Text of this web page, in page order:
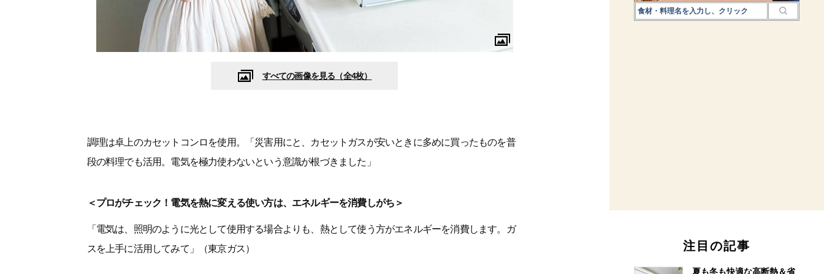
すべての画像を見る（全4枚）
調理は卓上のカセットコンロを使用。「災害用にと、カセットガスが安いときに多めに買ったものを普
段の料理でも活用。電気を極力使わないという意識が根づきました」
＜プロがチェック！電気を熱に変える使い方は、エネルギーを消費しがち＞
「電気は、照明のように光として使用する場合よりも、熱として使う方がエネルギーを消費します。ガ
スを上手に活用してみて」（東京ガス）
注目の記事
夏も冬も快適な高断熱＆省